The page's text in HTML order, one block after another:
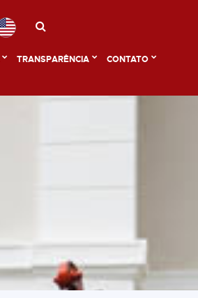
TRANSPARÊNCIA CONTATO